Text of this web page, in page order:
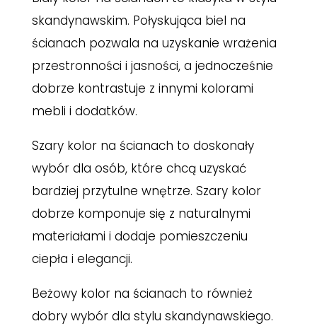
skandynawskim. Połyskująca biel na
ścianach pozwala na uzyskanie wrażenia
przestronności i jasności, a jednocześnie
dobrze kontrastuje z innymi kolorami
mebli i dodatków.
Szary kolor na ścianach to doskonały
wybór dla osób, które chcą uzyskać
bardziej przytulne wnętrze. Szary kolor
dobrze komponuje się z naturalnymi
materiałami i dodaje pomieszczeniu
ciepła i elegancji.
Beżowy kolor na ścianach to również
dobry wybór dla stylu skandynawskiego.